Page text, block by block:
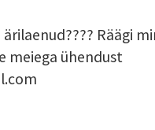
Räägi
meiega ühendust